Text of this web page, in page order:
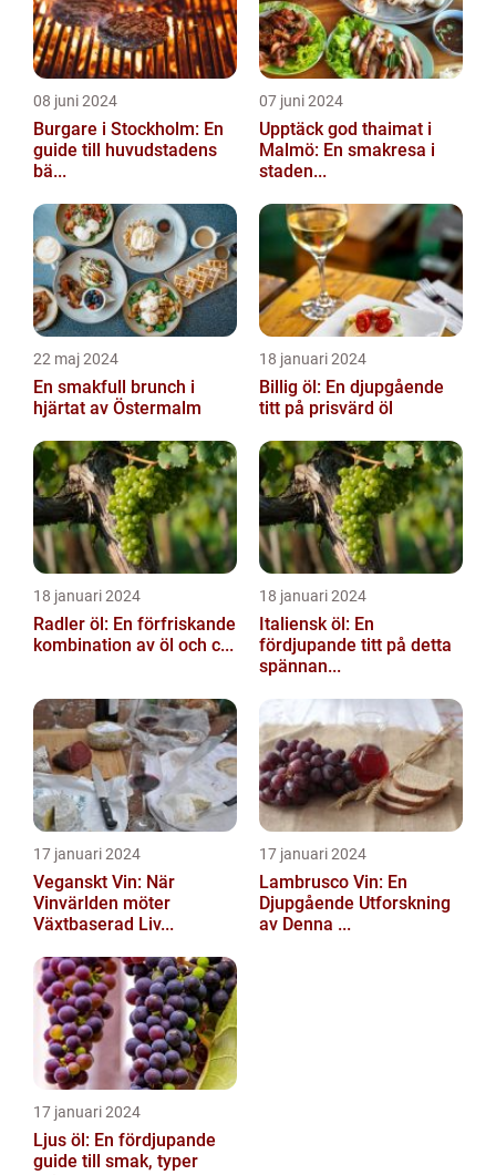
08 juni 2024
Burgare i Stockholm: En
guide till huvudstadens
bä...
07 juni 2024
Upptäck god thaimat i
Malmö: En smakresa i
staden...
22 maj 2024
En smakfull brunch i
hjärtat av Östermalm
18 januari 2024
Billig öl: En djupgående
titt på prisvärd öl
18 januari 2024
Radler öl: En förfriskande
kombination av öl och c...
18 januari 2024
Italiensk öl: En
fördjupande titt på detta
spännan...
17 januari 2024
Veganskt Vin: När
Vinvärlden möter
Växtbaserad Liv...
17 januari 2024
Lambrusco Vin: En
Djupgående Utforskning
av Denna ...
17 januari 2024
Ljus öl: En fördjupande
guide till smak, typer